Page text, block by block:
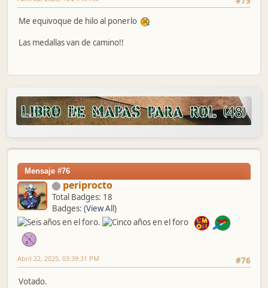
Me equivoque de hilo al ponerlo
Las medallas van de camino!!
Mensaje #76
periprocto
Total Badges: 18
Badges: (View All)
#76
Abril 22, 2025, 03:39:31 PM
Votado.